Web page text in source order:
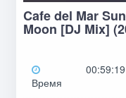
Cafe del Mar
Moon [DJ Mix]
Время
00:59:19